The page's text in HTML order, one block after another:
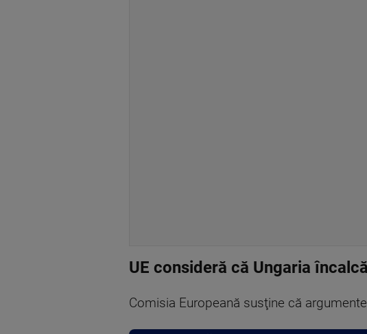
UE consideră că Ungaria
Comisia Europeană susţine că